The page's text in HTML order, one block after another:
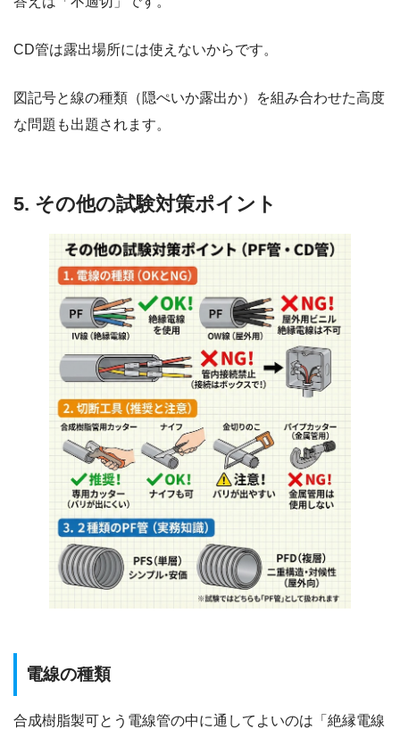
CD管は露出場所には使えないからです。
図記号と線の種類（隠ぺいか露出か）を組み合わせた高度
な問題も出題されます。
5. その他の試験対策ポイント
電線の種類
合成樹脂製可とう電線管の中に通してよいのは「絶縁電線